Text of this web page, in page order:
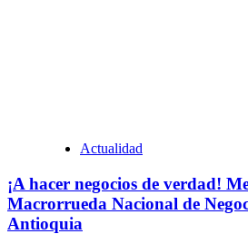
Actualidad
¡A hacer negocios de verdad!
Macrorrueda Nacional de
Antioquia